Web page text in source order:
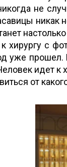
не
никак
хирургу с
уже прошел.
идет к
от